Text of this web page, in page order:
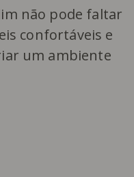
não pode faltar
confortáveis e
um ambiente